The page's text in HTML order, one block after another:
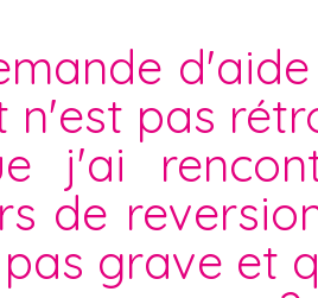
n'est pas
j'ai
de
grave et